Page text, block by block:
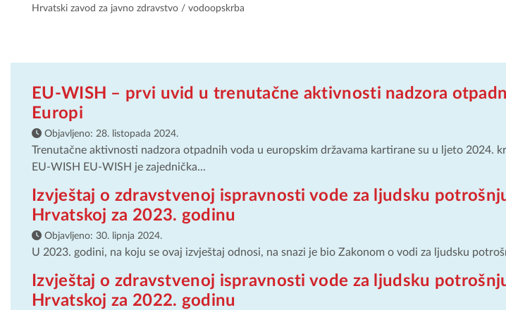
Hrvatski zavod za javno zdravstvo / vodoopskrba
EU-WISH – prvi uvid u trenutačne aktivnosti nadzora
Europi
Objavljeno: 28. listopada 2024.
Trenutačne aktivnosti nadzora otpadnih voda u europskim državama kartirane su u ljeto 2024.
EU-WISH EU-WISH je zajednička...
Izvještaj o zdravstvenoj ispravnosti vode za ljudsku
Hrvatskoj za 2023. godinu
Objavljeno: 30. lipnja 2024.
U 2023. godini, na koju se ovaj izvještaj odnosi, na snazi je bio Zakonom o vodi za ljudsku
Izvještaj o zdravstvenoj ispravnosti vode za ljudsku
Hrvatskoj za 2022. godinu